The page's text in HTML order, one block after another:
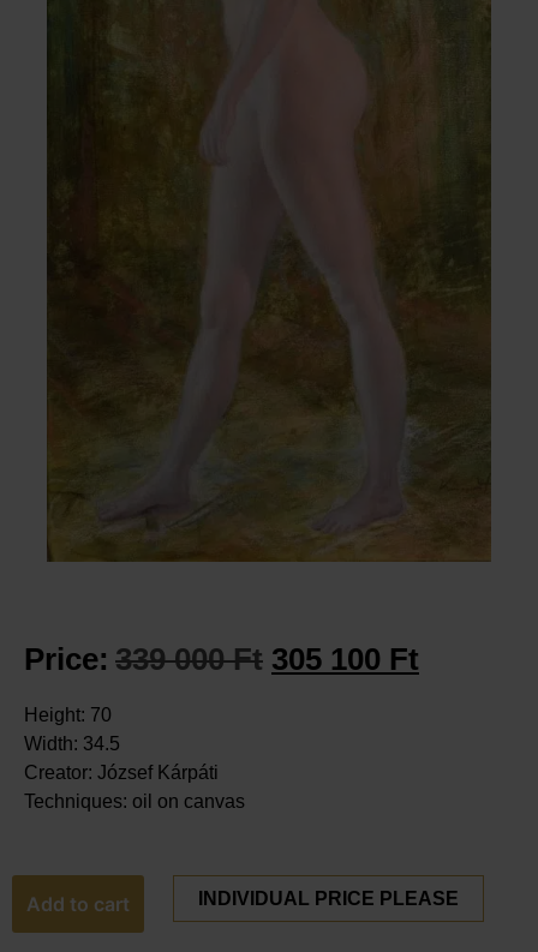
Price: 339 000Ft 305 100 Ft
Height: 70
Width: 34.5
Creator: József Kárpáti
Techniques: oil on canvas
Add to cart INDIVIDUAL PRICE PLEASE